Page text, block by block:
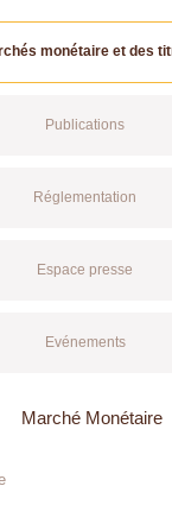
monétaire et des
Publications
Réglementation
Espace presse
Evénements
Marché Monétaire